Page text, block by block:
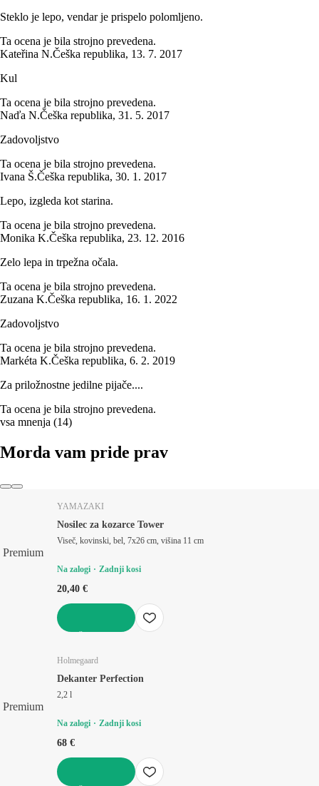
Steklo je lepo, vendar je prispelo polomljeno.
Ta ocena je bila strojno prevedena.
Kateřina N.Češka republika, 13. 7. 2017
Kul
Ta ocena je bila strojno prevedena.
Naďa N.Češka republika, 31. 5. 2017
Zadovoljstvo
Ta ocena je bila strojno prevedena.
Ivana Š.Češka republika, 30. 1. 2017
Lepo, izgleda kot starina.
Ta ocena je bila strojno prevedena.
Monika K.Češka republika, 23. 12. 2016
Zelo lepa in trpežna očala.
Ta ocena je bila strojno prevedena.
Zuzana K.Češka republika, 16. 1. 2022
Zadovoljstvo
Ta ocena je bila strojno prevedena.
Markéta K.Češka republika, 6. 2. 2019
Za priložnostne jedilne pijače....
Ta ocena je bila strojno prevedena.
vsa mnenja (14)
Morda vam pride prav
Premium
YAMAZAKI
Nosilec za kozarce Tower
Viseč, kovinski, bel, 7x26 cm, višina 11 cm
Na zalogi Zadnji kosi
20,40 €
Premium
Holmegaard
Dekanter Perfection
2,2 l
Na zalogi Zadnji kosi
68 €